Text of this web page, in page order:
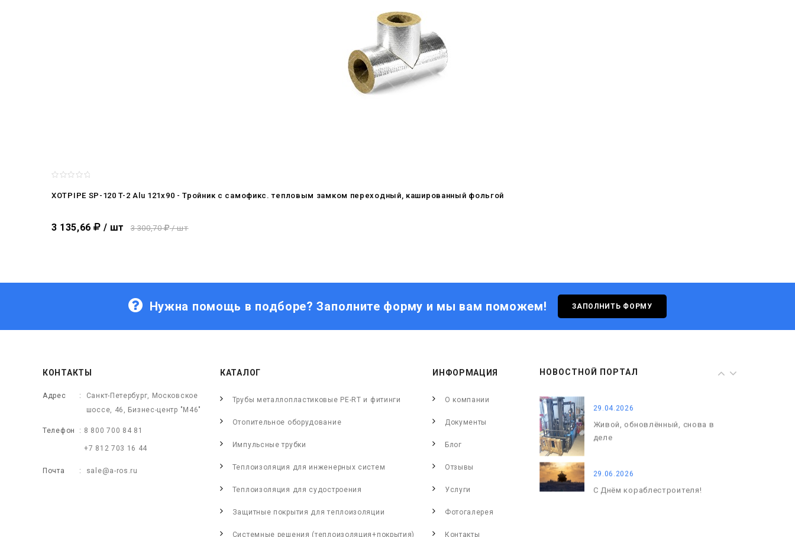
XOTPIPE SP-120 T-2 Alu 121x90 - Тройник c самофикс. тепловым замком переходный, кашированный фольгой
3 135,66 / шт 3 300,70 / шт
Нужна помощь в подборе? Заполните форму и мы вам поможем! ЗАПОЛНИТЬ ФОРМУ
НОВОСТНОЙ ПОРТАЛ
С Днём кораблестроителя!
С Днём Победы. Память, которая
29.04.2026
Живой, обновлённый, снова в
деле
29.06.2026
С Днём кораблестроителя!
КОНТАКТЫ
Адрес
Санкт-Петербург, Московское
шоссе, 46, Бизнес-центр "М46"
Телефон 8 800 700 84 81
+7 812 703 16 44
Почта sale@a-ros.ru
КАТАЛОГ
Трубы металлопластиковые PE-RT и фитинги
Отопительное оборудование
Импульсные трубки
Теплоизоляция для инженерных систем
Теплоизоляция для судостроения
Защитные покрытия для теплоизоляции
Системные решения (теплоизоляция+покрытия)
ИНФОРМАЦИЯ
О компании
Документы
Блог
Отзывы
Услуги
Фотогалерея
Контакты